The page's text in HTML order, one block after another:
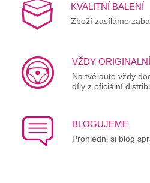
KVALITNÍ BALENÍ
Zboží zasíláme
VŽDY
Na tvé auto vždy
díly z oficiální
BLOGUJEME
Prohlédni si blog